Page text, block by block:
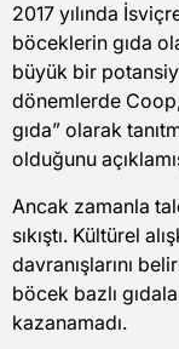
2017 yılında
böceklerin gıda
büyük bir
dönemlerde
gıda” olarak
olduğunu
Ancak zamanla
sıkıştı. Kültürel
davranışlarını
böcek bazlı
kazanamadı.